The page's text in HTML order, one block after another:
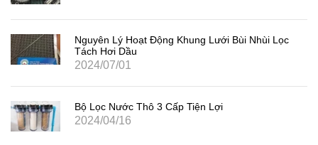
Nguyên Lý Hoạt Động Khung Lưới Bùi Nhùi Lọc
Tách Hơi Dầu
2024/07/01
Bộ Lọc Nước Thô 3 Cấp Tiện Lợi
2024/04/16